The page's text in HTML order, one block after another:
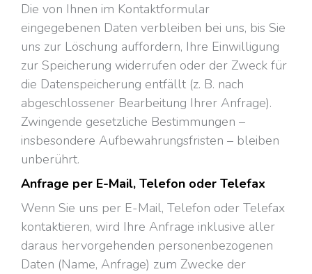
Die von Ihnen im Kontaktformular
eingegebenen Daten verbleiben bei uns, bis Sie
uns zur Löschung auffordern, Ihre Einwilligung
zur Speicherung widerrufen oder der Zweck für
die Datenspeicherung entfällt (z. B. nach
abgeschlossener Bearbeitung Ihrer Anfrage).
Zwingende gesetzliche Bestimmungen –
insbesondere Aufbewahrungsfristen – bleiben
unberührt.
Anfrage per E-Mail, Telefon oder Telefax
Wenn Sie uns per E-Mail, Telefon oder Telefax
kontaktieren, wird Ihre Anfrage inklusive aller
daraus hervorgehenden personenbezogenen
Daten (Name, Anfrage) zum Zwecke der